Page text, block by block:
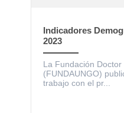
Indicadores
2023
La Fundación
(FUNDAUNGO)
trabajo con el pr...